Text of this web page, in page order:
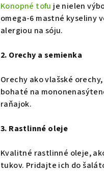
Konopné tofu je nielen
omega-6 mastné kyseliny
alergiou na sóju.
2. Orechy a semienka
Orechy ako vlašské
bohaté na
raňajok.
3. Rastlinné oleje
Kvalitné rastlinné oleje,
tukov. Pridajte ich do